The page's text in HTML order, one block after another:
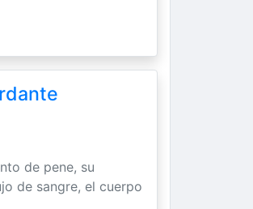
de pene, su
de sangre, el cuerpo